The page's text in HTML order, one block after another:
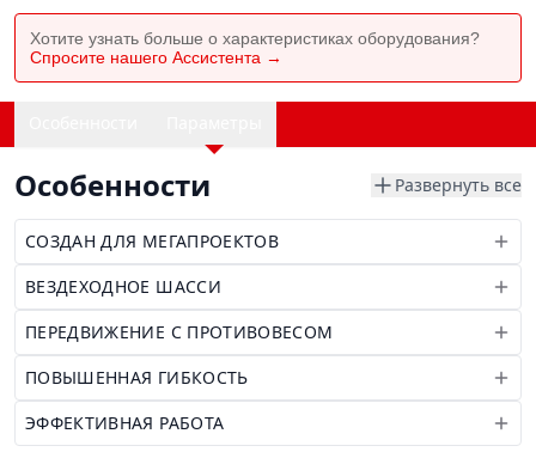
Хотите узнать больше о характеристиках оборудования?
Спросите нашего Ассистента →
Особенности Развернуть все
СОЗДАН ДЛЯ МЕГАПРОЕКТОВ
ВЕЗДЕХОДНОЕ ШАССИ
ПЕРЕДВИЖЕНИЕ С ПРОТИВОВЕСОМ
ПОВЫШЕННАЯ ГИБКОСТЬ
ЭФФЕКТИВНАЯ РАБОТА